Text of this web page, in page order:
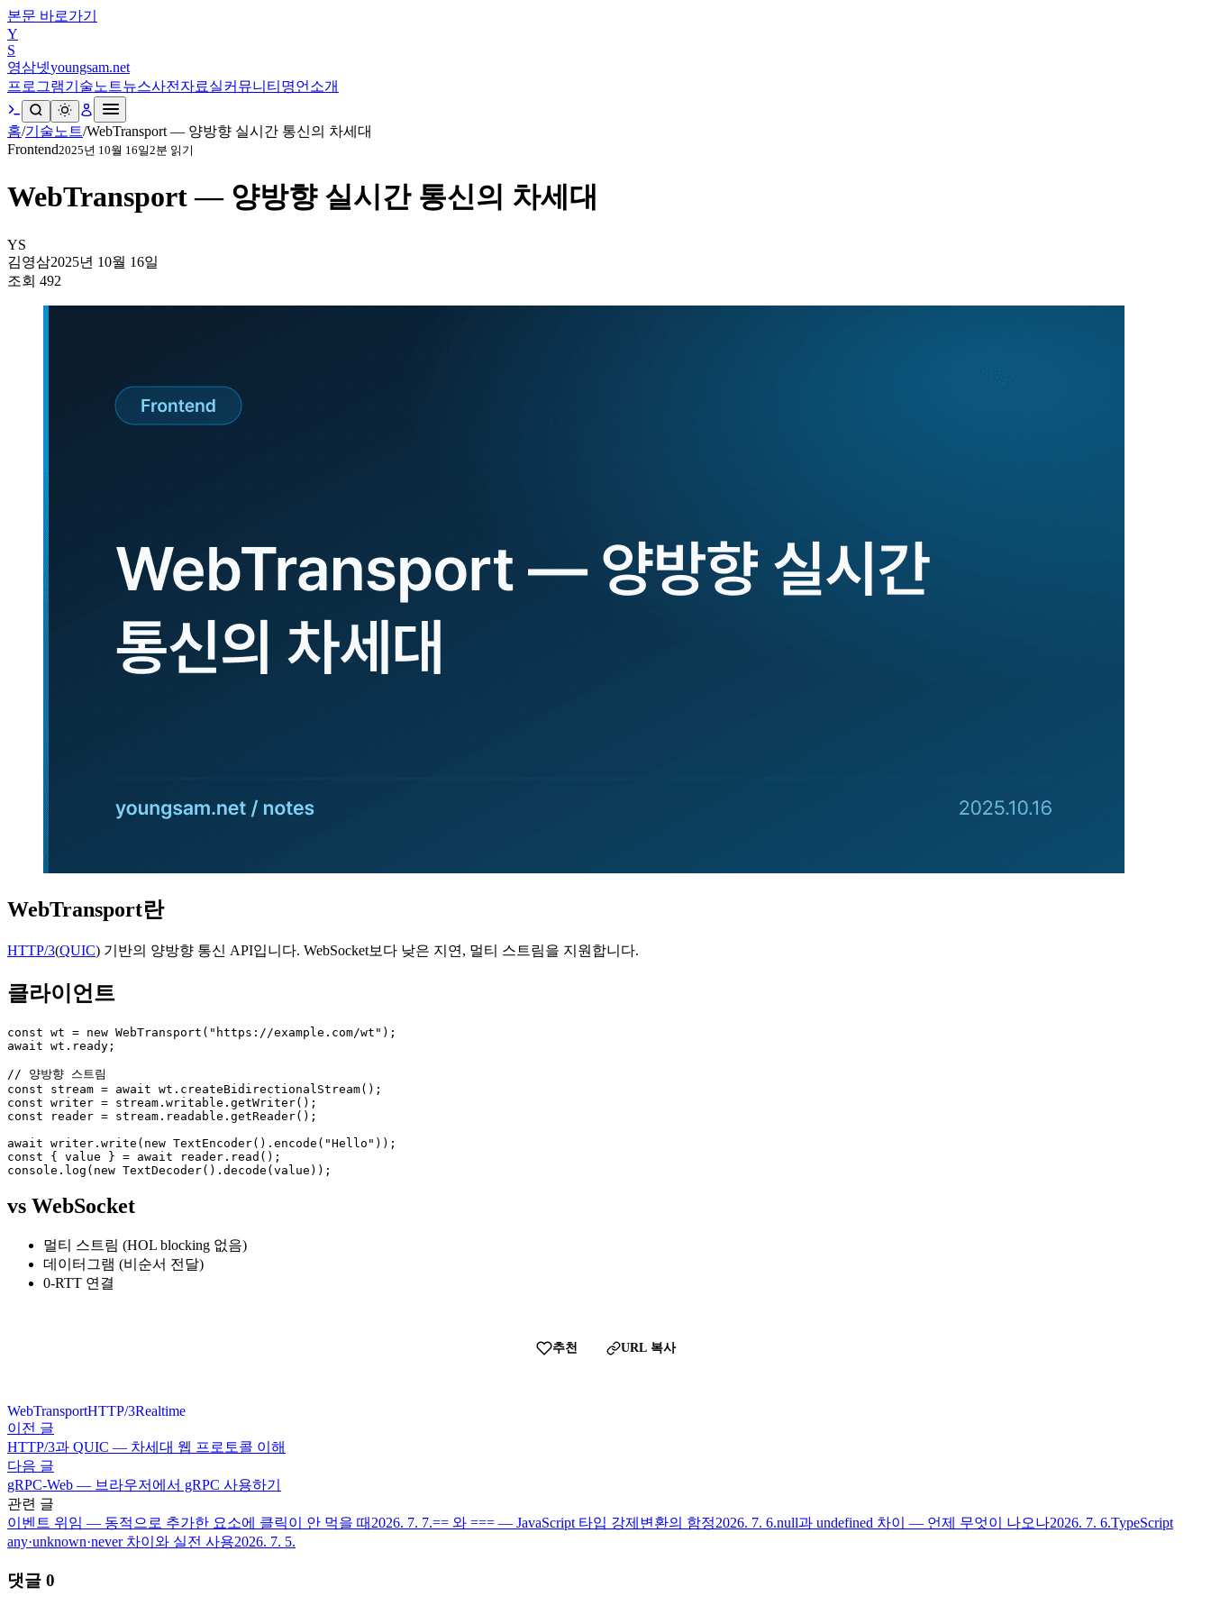
본문 바로가기
Y
S
영삼넷youngsam.net
프로그램기술노트뉴스사전 자료실커뮤니티 명언 소개
홈/기술노트/WebTransport — 양방향 실시간 통신의 차세대
Frontend2025년 10월 16일2분 읽기
WebTransport — 양방향 실시간 통신의 차세대
YS
김영삼2025년 10월 16일
조회 492
WebTransport란
HTTP/3(QUIC) 기반의 양방향 통신 API입니다. WebSocket보다 낮은 지연, 멀티 스트림을 지원합니다.
클라이언트
const wt = new WebTransport("https://example.com/wt");
await wt.ready;
// 양방향 스트림
const stream = await wt.createBidirectionalStream();
const writer = stream.writable.getWriter();
const reader = stream.readable.getReader();
await writer.write(new TextEncoder().encode("Hello"));
const { value } = await reader.read();
console.log(new TextDecoder().decode(value));
vs WebSocket
멀티 스트림 (HOL blocking 없음)
데이터그램 (비순서 전달)
0-RTT 연결
추천 URL 복사
WebTransportHTTP/3Realtime
이전 글
HTTP/3과 QUIC — 차세대 웹 프로토콜 이해
다음 글
gRPC-Web — 브라우저에서 gRPC 사용하기
관련 글
이벤트 위임 — 동적으로 추가한 요소에 클릭이 안 먹을 때 2026. 7. 7.== 와 === — JavaScript 타입 강제변환의 함정2026. 7. 6.null과 undefined 차이 — 언제 무엇이 나오나2026. 7. 6.TypeScript
any·unknown·never 차이와 실전 사용2026. 7. 5.
댓글 0